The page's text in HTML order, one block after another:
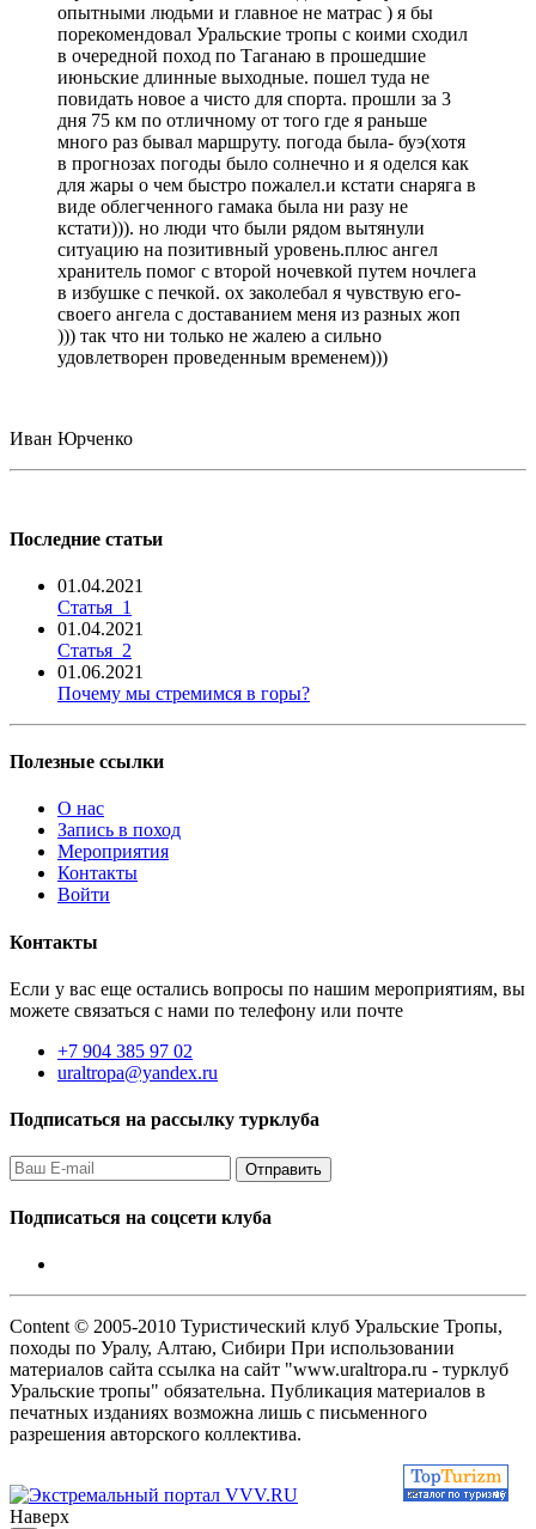
опытными людьми и главное не матрас ) я бы
порекомендовал Уральские тропы с коими сходил
в очередной поход по Таганаю в прошедшие
июньские длинные выходные. пошел туда не
повидать новое а чисто для спорта. прошли за 3
дня 75 км по отличному от того где я раньше
много раз бывал маршруту. погода была- буэ(хотя
в прогнозах погоды было солнечно и я оделся как
для жары о чем быстро пожалел.и кстати снаряга в
виде облегченного гамака была ни разу не
кстати))). но люди что были рядом вытянули
ситуацию на позитивный уровень.плюс ангел
хранитель помог с второй ночевкой путем ночлега
в избушке с печкой. ох заколебал я чувствую его-
своего ангела с доставанием меня из разных жоп
))) так что ни только не жалею а сильно
удовлетворен проведенным временем)))
Иван Юрченко
Последние статьи
01.04.2021
Статья_1
01.04.2021
Статья_2
01.06.2021
Почему мы стремимся в горы?
Полезные ссылки
О нас
Запись в поход
Мероприятия
Контакты
Войти
Контакты
Если у вас еще остались вопросы по нашим мероприятиям, вы
можете связаться с нами по телефону или почте
+7 904 385 97 02
uraltropa@yandex.ru
Подписаться на рассылку турклуба
Подписаться на соцсети клуба
Content © 2005-2010 Туристический клуб Уральские Тропы,
походы по Уралу, Алтаю, Сибири При использовании
материалов сайта ссылка на сайт "www.uraltropa.ru - турклуб
Уральские тропы" обязательна. Публикация материалов в
печатных изданиях возможна лишь с письменного
разрешения авторского коллектива.
Наверх